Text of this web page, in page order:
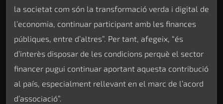
la societat com són la transformació verda i digital de
l’economia, continuar participant amb les finances
públiques, entre d’altres”. Per tant, afegeix, “és
d’interès disposar de les condicions perquè el sector
financer pugui continuar aportant aquesta contribució
al país, especialment rellevant en el marc de l’acord
d’associació”.